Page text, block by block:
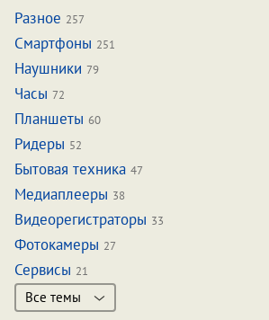
Разное 257
Смартфоны 251
Наушники 79
Часы 72
Планшеты 60
Ридеры 52
Бытовая техника 47
Медиаплееры 38
Видеорегистраторы 33
Фотокамеры 27
Сервисы 21
Все темы